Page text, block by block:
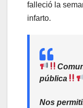
falleció la
infarto.
pública
Nos